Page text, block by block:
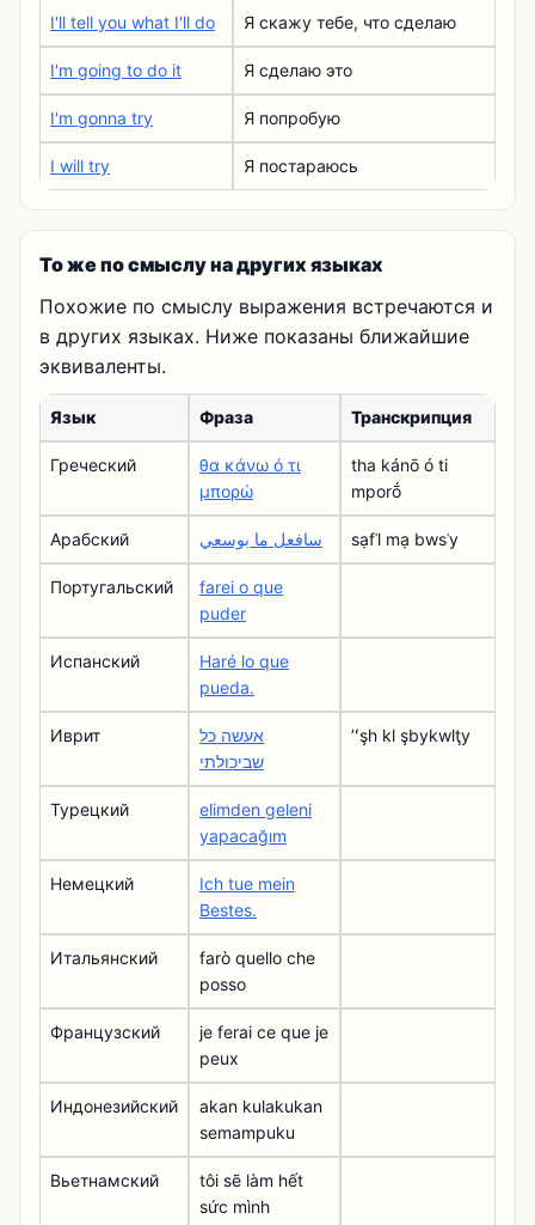
I'll tell you what I'll do Я скажу тебе, что сделаю
I'm going to do it Я сделаю это
I'm gonna try Я попробую
I will try Я постараюсь
То же по смыслу на других языках
Похожие по смыслу выражения встречаются и
в других языках. Ниже показаны ближайшие
эквиваленты.
Язык Фраза Транскрипция
Греческий
θα κάνω ό τι
μπορώ
tha kánō ó ti
mporṓ
Арабский سافعل ما بوسعي sạfʿl mạ bwsʿy
Португальский
farei o que
puder
Испанский
Haré lo que
pueda.
Иврит
אעשה כל
שביכולתי
ʼʻşh kl şbykwlţy
Турецкий
elimden geleni
yapacağım
Немецкий
Ich tue mein
Bestes.
Итальянский
farò quello che
posso
Французский
je ferai ce que je
peux
Индонезийский
akan kulakukan
semampuku
Вьетнамский
tôi sẽ làm hết
sức mình